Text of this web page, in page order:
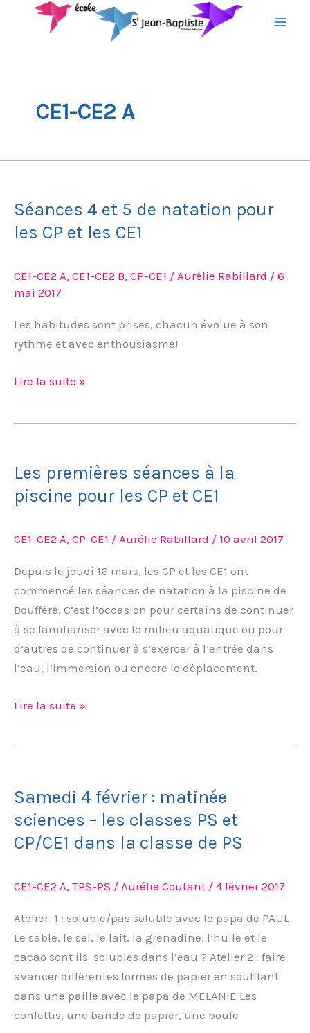
CE1-CE2 A
Séances 4 et 5 de natation pour
les CP et les CE1
CE1-CE2 A, CE1-CE2 B, CP-CE1 / Aurélie Rabillard / 6
mai 2017
Les habitudes sont prises, chacun évolue à son
rythme et avec enthousiasme!
et
5
pour
CP
et
CE1
Lire la suite »
Les premières séances à la
piscine pour les CP et CE1
CE1-CE2 A, CP-CE1 / Aurélie Rabillard / 10 avril 2017
Depuis le jeudi 16 mars, les CP et les CE1 ont
commencé les séances de natation à la piscine de
Boufféré. C’est l’occasion pour certains de continuer
à se familiariser avec le milieu aquatique ou pour
d’autres de continuer à s’exercer à l’entrée dans
l’eau, l’immersion ou encore le déplacement.
séances
à
les
CP
et
CE1
Lire la suite »
Samedi 4 février : matinée
sciences – les classes PS et
CP/CE1 dans la classe de PS
CE1-CE2 A, TPS-PS / Aurélie Coutant / 4 février 2017
Atelier 1 : soluble/pas soluble avec le papa de PAUL
Le sable, le sel, le lait, la grenadine, l’huile et le
cacao sont ils solubles dans l’eau ? Atelier 2 : faire
avancer différentes formes de papier en soufflant
dans une paille avec le papa de MELANIE Les
confettis, une bande de papier, une boule
février
:
matinée
sciences
les
classes
PS
dans